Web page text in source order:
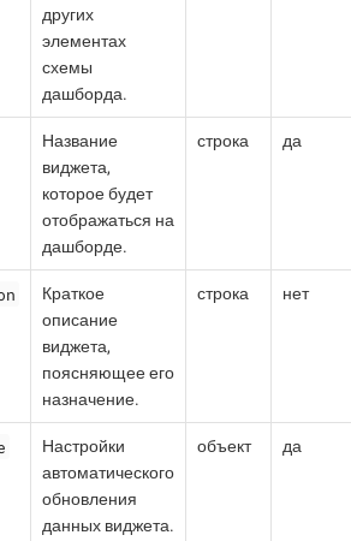
других
элементах
схемы
дашборда.
Название
виджета,
которое будет
отображаться на
дашборде.
строка да
Краткое
описание
виджета,
поясняющее его
назначение.
строка нет
Настройки
автоматического
обновления
данных виджета.
объект да